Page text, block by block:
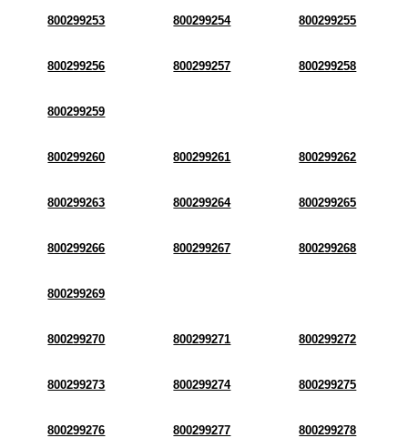
800299253 800299254 800299255
800299256 800299257 800299258
800299259
800299260 800299261 800299262
800299263 800299264 800299265
800299266 800299267 800299268
800299269
800299270 800299271 800299272
800299273 800299274 800299275
800299276 800299277 800299278